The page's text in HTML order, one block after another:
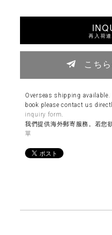
再入荷
こち
Overseas shipping
book please contact us
inquiry form
我們提供海外郵寄服務。若您
單